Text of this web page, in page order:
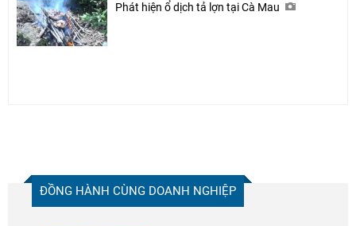
Phát hiện ổ dịch tả lợn tại Cà Mau
ĐỒNG HÀNH CÙNG DOANH NGHIỆP